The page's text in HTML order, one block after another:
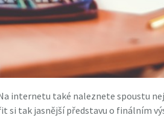
internetu také naleznete spoustu
si tak jasnější představu o finálním